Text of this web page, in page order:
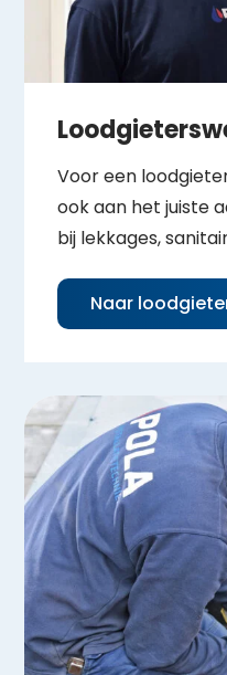
Voor een
ook aan het juiste
bij lekkages,
Naar